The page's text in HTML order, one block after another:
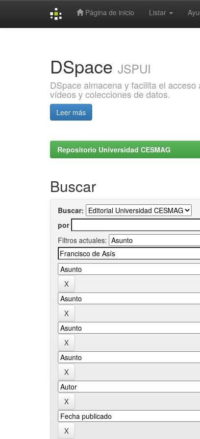
Página de inicio Listar
DSpace JSPUI
DSpace almacena y facilita el
vídeos y colecciones de datos.
Leer más
Repositorio Universidad CESMAG
Buscar
Buscar:
por
Filtros actuales: